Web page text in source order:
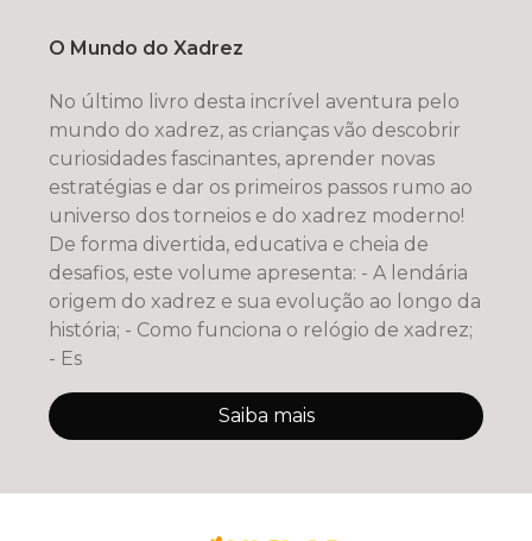
O Mundo do Xadrez
No último livro desta incrível aventura pelo
mundo do xadrez, as crianças vão descobrir
curiosidades fascinantes, aprender novas
estratégias e dar os primeiros passos rumo ao
universo dos torneios e do xadrez moderno!
De forma divertida, educativa e cheia de
desafios, este volume apresenta: - A lendária
origem do xadrez e sua evolução ao longo da
história; - Como funciona o relógio de xadrez;
- Es
Saiba mais